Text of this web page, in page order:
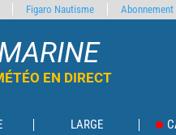
EN DIRECT
LARGE
Figaro Nautisme Abonnement